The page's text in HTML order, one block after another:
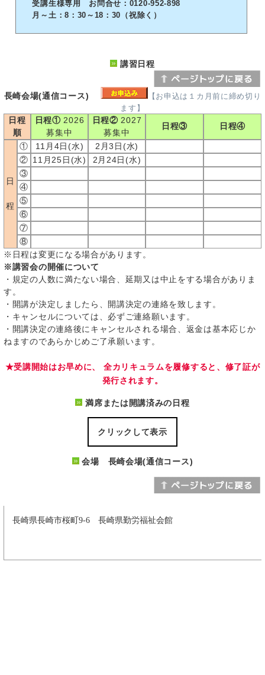
受講生様専用 お問合せ：0120-952-898
月～土：8：30～18：30（祝除く）
講習日程
長崎会場(通信コース)
【お申込は１カ月前に締め切り
ます】
日程
順
日程①2026
募集中
日程②2027
募集中
日程③ 日程④
日
程
① 11月4日(水)
2月3日(水)
② 11月25日(水)
2月24日(水)
③
④
⑤
⑥
⑦
⑧
※日程は変更になる場合があります。
※講習会の開催について
・規定の人数に満たない場合、延期又は中止をする場合がありま
す。
・開講が決定しましたら、開講決定の連絡を致します。
・キャンセルについては、必ずご連絡願います。
・開講決定の連絡後にキャンセルされる場合、返金は基本応じか
ねますのであらかじめご了承願います。
★受講開始はお早めに、 全カリキュラムを履修すると、修了証が
発行されます。
満席または開講済みの日程
クリックして表示
会場 長崎会場(通信コース)
長崎県長崎市桜町9-6 長崎県勤労福祉会館